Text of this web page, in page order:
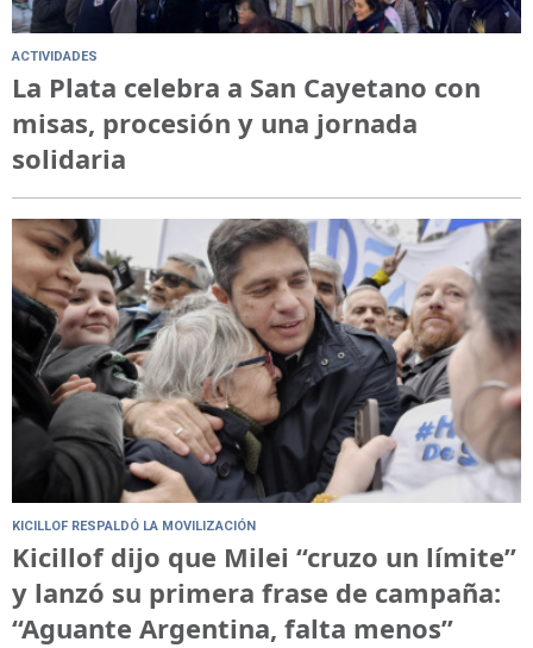
ACTIVIDADES
La Plata celebra a San Cayetano con
misas, procesión y una jornada
solidaria
KICILLOF RESPALDÓ LA MOVILIZACIÓN
Kicillof dijo que Milei “cruzo un límite”
y lanzó su primera frase de campaña:
“Aguante Argentina, falta menos”